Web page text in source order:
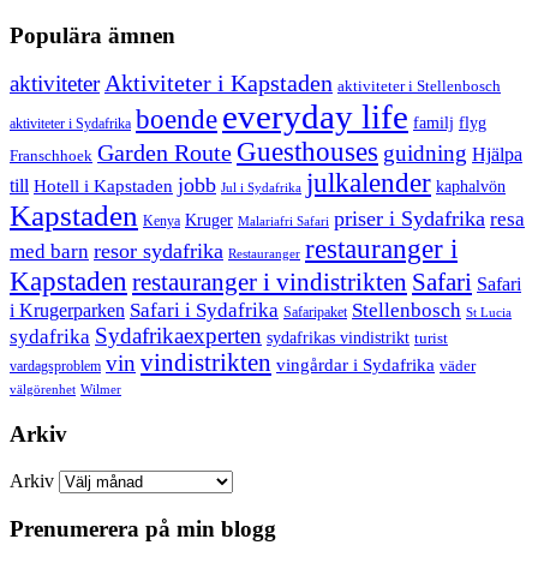
Populära ämnen
aktiviteterAktiviteter i Kapstaden aktiviteter i Stellenbosch
aktiviteter i Sydafrika boende everyday life familj flyg
Franschhoek Garden Route Guesthouses guidning Hjälpa
till Hotell i Kapstaden jobb Jul i Sydafrika julkalender kaphalvön
Kapstaden Kenya Kruger Malariafri Safari priser i Sydafrika resa
med barn resor sydafrika Restauranger restauranger i
Kapstaden restauranger i vindistrikten Safari Safari
i Krugerparken Safari i Sydafrika Safaripaket Stellenbosch St Lucia
sydafrika Sydafrikaexperten sydafrikas vindistrikt turist
vardagsproblem vinvindistrikten vingårdar i Sydafrika väder
välgörenhet Wilmer
Arkiv
Arkiv
Prenumerera på min blogg